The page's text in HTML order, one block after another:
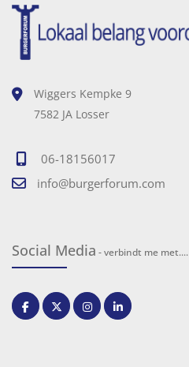
Wiggers Kempke 9
7582 JA Losser
06-18156017
info@burgerforum.com
Social Media - verbindt me met....